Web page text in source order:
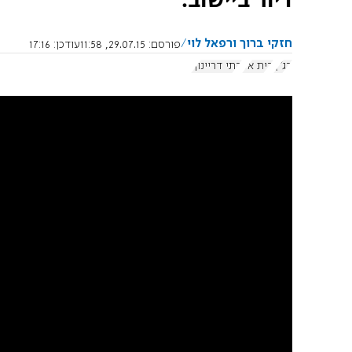
חזקי ברוך ורפאל לוי פורסם: 29.07.15, 11:58 עודכן: 17:16
בג"ץ בית אל בתי דריינוף